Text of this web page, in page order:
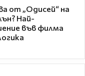
от „Одисей“ на
Най-
във филма